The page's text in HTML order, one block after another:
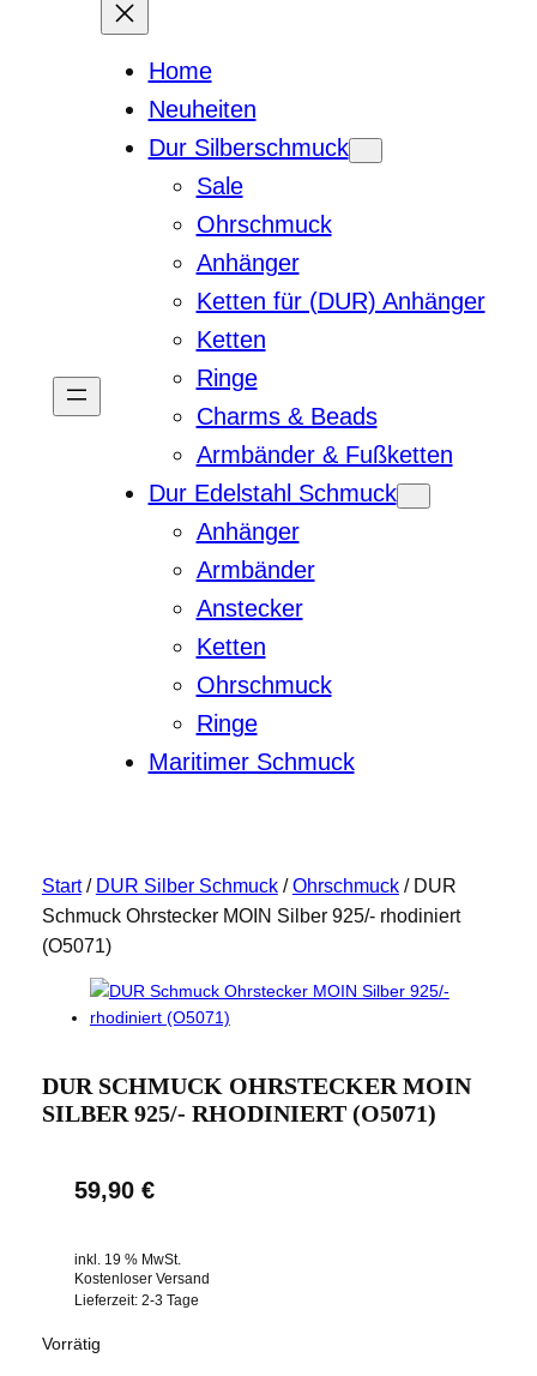
Home
Neuheiten
Dur Silberschmuck
Sale
Ohrschmuck
Anhänger
Ketten für (DUR) Anhänger
Ketten
Ringe
Charms & Beads
Armbänder & Fußketten
Dur Edelstahl Schmuck
Anhänger
Armbänder
Anstecker
Ketten
Ohrschmuck
Ringe
Maritimer Schmuck
Start/ DUR Silber Schmuck/Ohrschmuck/ DUR
Schmuck Ohrstecker MOIN Silber 925/- rhodiniert
(O5071)
DUR SCHMUCK OHRSTECKER MOIN
SILBER 925/- RHODINIERT (O5071)
59,90 €
inkl. 19 % MwSt.
Kostenloser Versand
Lieferzeit: 2-3 Tage
Vorrätig